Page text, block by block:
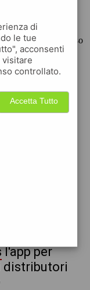
ip
l'app per
distributori
di
le tue
acconsenti
visitare
controllato.
Accetta Tutto